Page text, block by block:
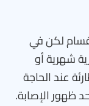
لكن في
شهرية أو
عند الحاجة
ظهور الإصابة.